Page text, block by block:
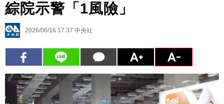
綜院示警「1風險」
2026/06/16 17:37 中央社